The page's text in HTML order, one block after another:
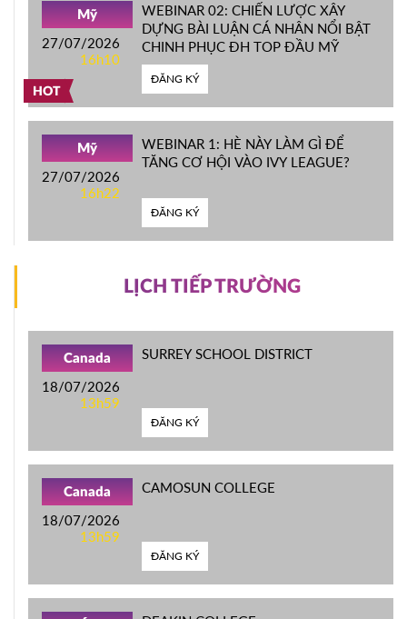
HOT
Mỹ
27/07/2026
16h10
WEBINAR 02: CHIẾN LƯỢC XÂY
DỰNG BÀI LUẬN CÁ NHÂN NỔI BẬT
CHINH PHỤC ĐH TOP ĐẦU MỸ
ĐĂNG KÝ
Mỹ
27/07/2026
16h22
WEBINAR 1: HÈ NÀY LÀM GÌ ĐỂ
TĂNG CƠ HỘI VÀO IVY LEAGUE?
ĐĂNG KÝ
LỊCH TIẾP TRƯỜNG
Canada
18/07/2026
13h59
SURREY SCHOOL DISTRICT
ĐĂNG KÝ
Canada
18/07/2026
13h59
CAMOSUN COLLEGE
ĐĂNG KÝ